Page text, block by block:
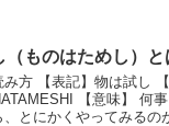
（ものはためし）と
のはためし
事も実際に試してみな
とにかくやってみるの